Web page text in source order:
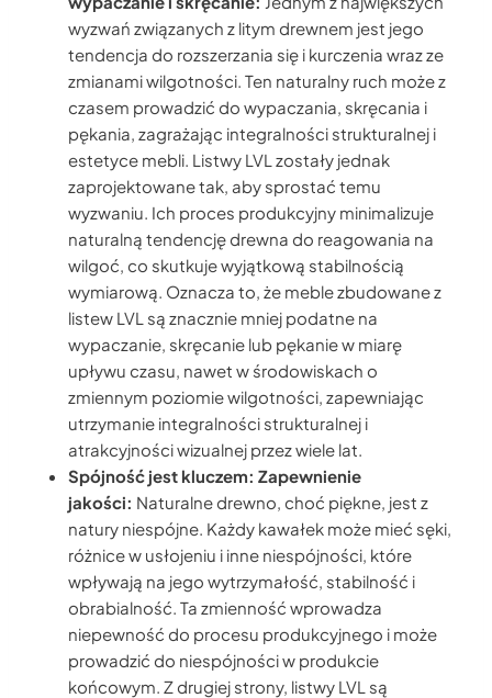
wyzwań związanych z litym drewnem jest jego
tendencja do rozszerzania się i kurczenia wraz ze
zmianami wilgotności. Ten naturalny ruch może z
czasem prowadzić do wypaczania, skręcania i
pękania, zagrażając integralności strukturalnej i
estetyce mebli. Listwy LVL zostały jednak
zaprojektowane tak, aby sprostać temu
wyzwaniu. Ich proces produkcyjny minimalizuje
naturalną tendencję drewna do reagowania na
wilgoć, co skutkuje wyjątkową stabilnością
wymiarową. Oznacza to, że meble zbudowane z
listew LVL są znacznie mniej podatne na
wypaczanie, skręcanie lub pękanie w miarę
upływu czasu, nawet w środowiskach o
zmiennym poziomie wilgotności, zapewniając
utrzymanie integralności strukturalnej i
atrakcyjności wizualnej przez wiele lat.
Spójność jest kluczem: Zapewnienie
jakości: Naturalne drewno, choć piękne, jest z
natury niespójne. Każdy kawałek może mieć sęki,
różnice w usłojeniu i inne niespójności, które
wpływają na jego wytrzymałość, stabilność i
obrabialność. Ta zmienność wprowadza
niepewność do procesu produkcyjnego i może
prowadzić do niespójności w produkcie
końcowym. Z drugiej strony, listwy LVL są